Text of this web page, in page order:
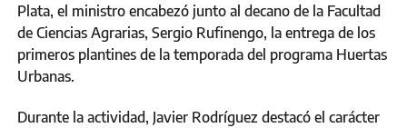
Plata, el ministro encabezó junto al decano de la Facultad
de Ciencias Agrarias, Sergio Rufinengo, la entrega de los
primeros plantines de la temporada del programa Huertas
Urbanas.
Durante la actividad, Javier Rodríguez destacó el carácter